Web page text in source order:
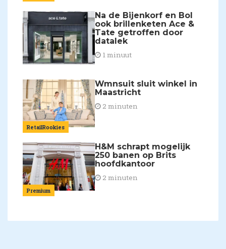
Na de Bijenkorf en Bol
ook brillenketen Ace &
Tate getroffen door
datalek
1 minuut
RetailRookies
Wmnsuit sluit winkel in
Maastricht
2 minuten
Premium
H&M schrapt mogelijk
250 banen op Brits
hoofdkantoor
2 minuten